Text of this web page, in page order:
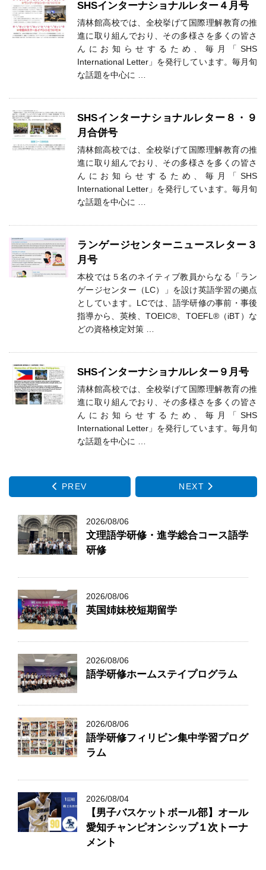
SHSインターナショナルレター４月号
清林館高校では、全校挙げて国際理解教育の推
進に取り組んでおり、その多様さを多くの皆さ
んにお知らせするため、毎月「SHS
International Letter」を発行しています。毎月旬
な話題を中心に …
SHSインターナショナルレター８・９
月合併号
清林館高校では、全校挙げて国際理解教育の推
進に取り組んでおり、その多様さを多くの皆さ
んにお知らせするため、毎月「SHS
International Letter」を発行しています。毎月旬
な話題を中心に …
ランゲージセンターニュースレター３
月号
本校では５名のネイティブ教員からなる「ラン
ゲージセンター（LC）」を設け英語学習の拠点
としています。LCでは、語学研修の事前・事後
指導から、英検、TOEIC®、TOEFL®（iBT）な
どの資格検定対策 …
SHSインターナショナルレター９月号
清林館高校では、全校挙げて国際理解教育の推
進に取り組んでおり、その多様さを多くの皆さ
んにお知らせするため、毎月「SHS
International Letter」を発行しています。毎月旬
な話題を中心に …
PREV NEXT
2026/08/06
文理語学研修・進学総合コース語学
研修
2026/08/06
英国姉妹校短期留学
2026/08/06
語学研修ホームステイプログラム
2026/08/06
語学研修フィリピン集中学習プログ
ラム
2026/08/04
【男子バスケットボール部】オール
愛知チャンピオンシップ１次トーナ
メント